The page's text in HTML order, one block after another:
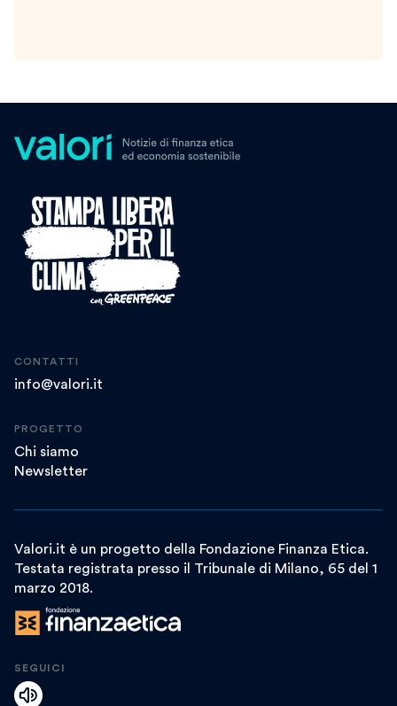
CONTATTI
info@valori.it
PROGETTO
Chi siamo
Newsletter
Valori.it è un progetto della Fondazione Finanza Etica.
Testata registrata presso il Tribunale di Milano, 65 del 1
marzo 2018.
SEGUICI